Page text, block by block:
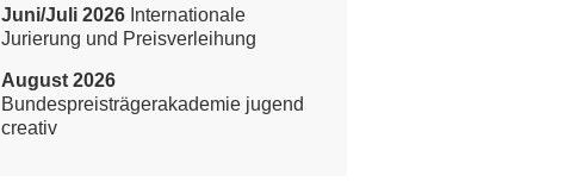
Juni/Juli 2026 Internationale
Jurierung und Preisverleihung
August 2026
Bundespreisträgerakademie jugend
creativ